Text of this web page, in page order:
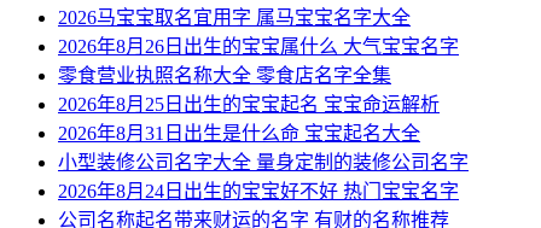
2026马宝宝取名宜用字 属马宝宝名字大全
2026年8月26日出生的宝宝属什么 大气宝宝名字
零食营业执照名称大全 零食店名字全集
2026年8月25日出生的宝宝起名 宝宝命运解析
2026年8月31日出生是什么命 宝宝起名大全
小型装修公司名字大全 量身定制的装修公司名字
2026年8月24日出生的宝宝好不好 热门宝宝名字
公司名称起名带来财运的名字 有财的名称推荐